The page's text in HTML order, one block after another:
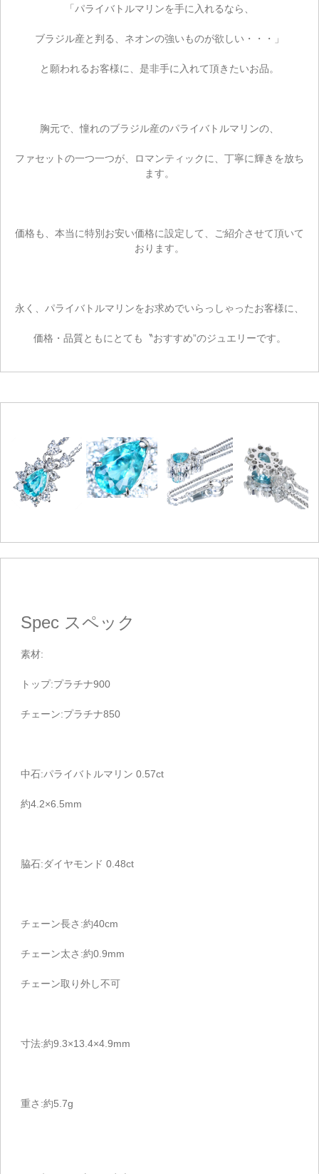
「パライバトルマリンを手に入れるなら、
ブラジル産と判る、ネオンの強いものが欲しい・・・」
と願われるお客様に、是非手に入れて頂きたいお品。
胸元で、憧れのブラジル産のパライバトルマリンの、
ファセットの一つ一つが、ロマンティックに、丁寧に輝きを放ち
ます。
価格も、本当に特別お安い価格に設定して、ご紹介させて頂いて
おります。
永く、パライバトルマリンをお求めでいらっしゃったお客様に、
価格・品質ともにとても〝おすすめ”のジュエリーです。
Spec スペック
素材:
トップ:プラチナ900
チェーン:プラチナ850
中石:パライバトルマリン 0.57ct
約4.2×6.5mm
脇石:ダイヤモンド 0.48ct
チェーン長さ:約40cm
チェーン太さ:約0.9mm
チェーン取り外し不可
寸法:約9.3×13.4×4.9mm
重さ:約5.7g
ご注文手続き
お買い物を続ける